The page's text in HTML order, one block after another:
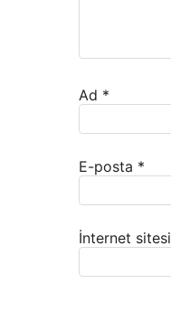
Ad *
E-posta *
İnternet sitesi